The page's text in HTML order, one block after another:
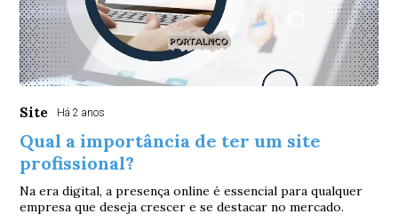
Site Há 2 anos
Qual a importância de ter um site
profissional?
Na era digital, a presença online é essencial para qualquer
empresa que deseja crescer e se destacar no mercado.